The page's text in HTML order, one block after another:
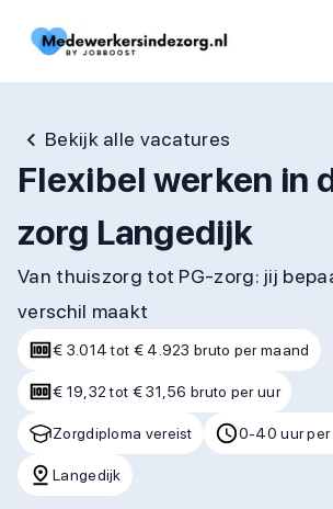
Bekijk alle vacatures
Flexibel werken in
zorg Langedijk
Van thuiszorg tot PG-zorg: jij
verschil maakt
€ 3.014 tot € 4.923 bruto per maand
€ 19,32 tot € 31,56 bruto per uur
Zorgdiploma vereist 0-40 uur per
Langedijk